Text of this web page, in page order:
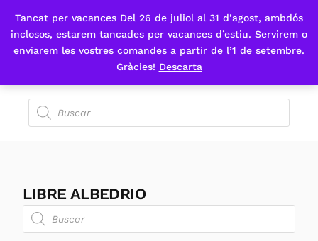
Tancat per vacances Del 26 de juliol al 31 d’agost, ambdós
inclosos, estarem tancades per vacances d’estiu. Servirem o
enviarem les vostres comandes a partir de l’1 de setembre.
Gràcies! Descarta
Fes-te'n sòcia
LIBRE ALBEDRIO